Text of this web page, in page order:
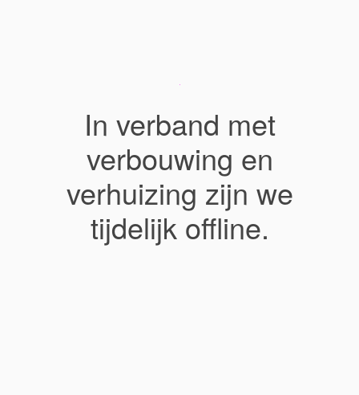
In verband met
verbouwing en
verhuizing zijn we
tijdelijk offline.